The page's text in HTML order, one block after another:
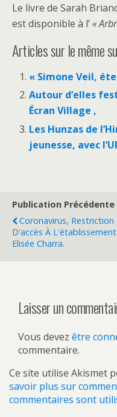
Le livre de Sarah
est disponible à l’«
Articles sur le même
« Simone Veil,
Autour d’elles
Écran Village ,
Les Hunzas de
jeunesse, avec
Publication Précédente
Coronavirus, Restriction
D'accès À L'établissement
Elisée Charra.
Laisser un
Vous devez être
commentaire.
Ce site utilise Akismet
savoir plus sur
commentaires sont